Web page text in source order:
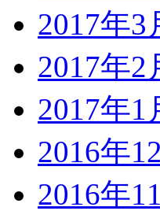
2017年3
2017年2
2017年1
2016年
2016年